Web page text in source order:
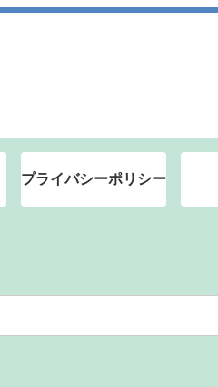
プライバシーポリシー